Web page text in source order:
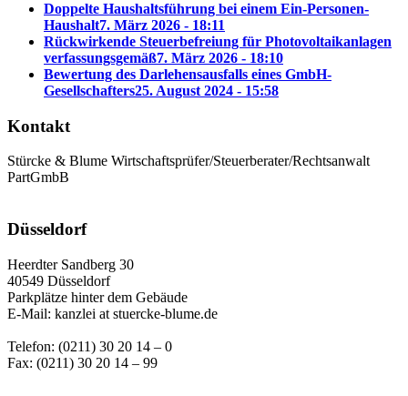
Doppelte Haushaltsführung bei einem Ein-Personen-
Haushalt7. März 2026 - 18:11
Rückwirkende Steuerbefreiung für Photovoltaikanlagen
verfassungsgemäß7. März 2026 - 18:10
Bewertung des Darlehensausfalls eines GmbH-
Gesellschafters25. August 2024 - 15:58
Kontakt
Stürcke & Blume Wirtschaftsprüfer/Steuerberater/Rechtsanwalt
PartGmbB
Düsseldorf
Heerdter Sandberg 30
40549 Düsseldorf
Parkplätze hinter dem Gebäude
E-Mail: kanzlei at stuercke-blume.de
Telefon: (0211) 30 20 14 – 0
Fax: (0211) 30 20 14 – 99